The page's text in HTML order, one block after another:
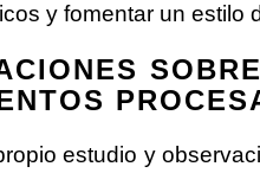
y fomentar un estilo
estudio y